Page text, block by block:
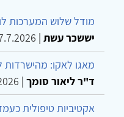
מודל שלוש המערכות
יששכר עשת |
מאגו לאקו: מהישרדות
ד"ר ליאור סומך |
אקטיביות טיפולית